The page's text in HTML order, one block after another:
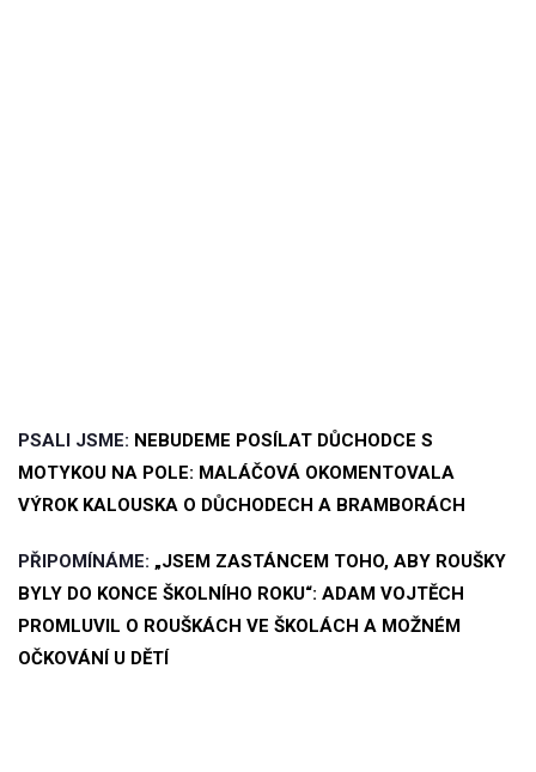
PSALI JSME: NEBUDEME POSÍLAT DŮCHODCE S
MOTYKOU NA POLE: MALÁČOVÁ OKOMENTOVALA
VÝROK KALOUSKA O DŮCHODECH A BRAMBORÁCH
PŘIPOMÍNÁME: „JSEM ZASTÁNCEM TOHO, ABY ROUŠKY
BYLY DO KONCE ŠKOLNÍHO ROKU“: ADAM VOJTĚCH
PROMLUVIL O ROUŠKÁCH VE ŠKOLÁCH A MOŽNÉM
OČKOVÁNÍ U DĚTÍ